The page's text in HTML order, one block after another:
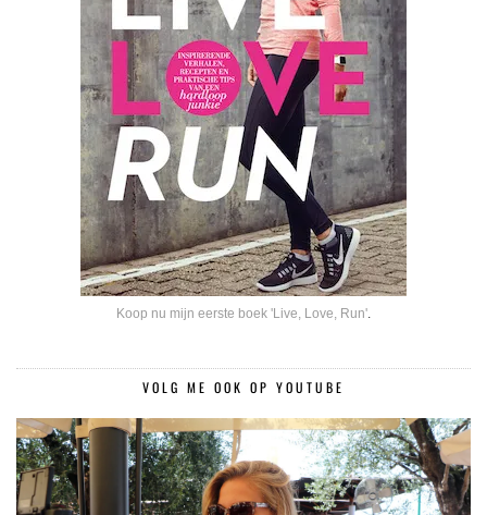
Koop nu mijn eerste boek 'Live, Love, Run'.
VOLG ME OOK OP YOUTUBE